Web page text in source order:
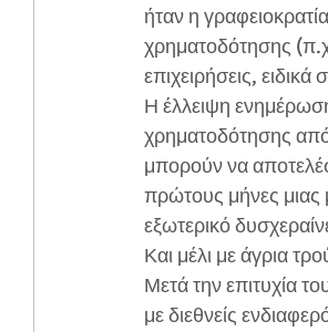
ήταν η
χρηματοδότησης
επιχειρήσεις,
Η έλλειψη
χρηματοδότησης
μπορούν να
πρώτους μήνες μιας
εξωτερικό
Και μέλι με άγρια
Μετά την επιτυχία
με διεθνείς